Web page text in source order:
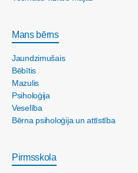
Mans bērns
Jaundzimušais
Bēbītis
Mazulis
Psiholoģija
Veselība
Bērna psiholoģija un attīstība
Pirmsskola